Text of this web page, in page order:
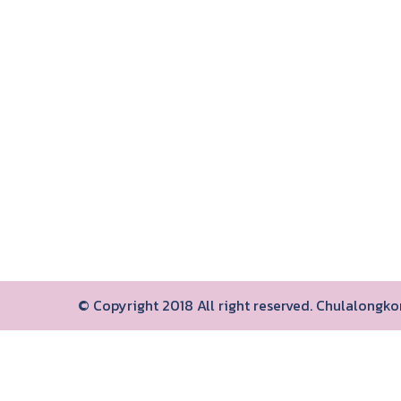
© Copyright 2018 All right reserved.